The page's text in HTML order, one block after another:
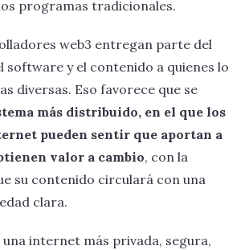
programas tradicionales.
web3 entregan parte del
software y el contenido a quienes lo
diversas. Eso favorece que se
más distribuido, en el que los
pueden sentir que aportan a
valor a cambio, con la
su contenido circulará con una
clara.
internet más privada, segura,